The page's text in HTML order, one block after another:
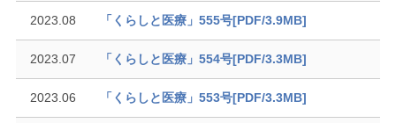
2023.08 「くらしと医療」555号[PDF/3.9MB]
2023.07 「くらしと医療」554号[PDF/3.3MB]
2023.06 「くらしと医療」553号[PDF/3.3MB]